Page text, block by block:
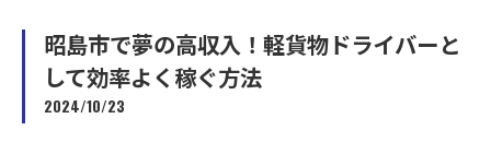
昭島市で夢の高収入！軽貨物ドライバーと
して効率よく稼ぐ方法
2024/10/23